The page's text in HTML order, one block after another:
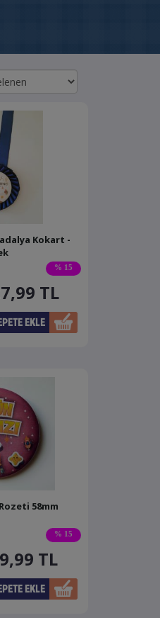
% 15
Kokart -
TL
% 15
58mm
9,99 TL